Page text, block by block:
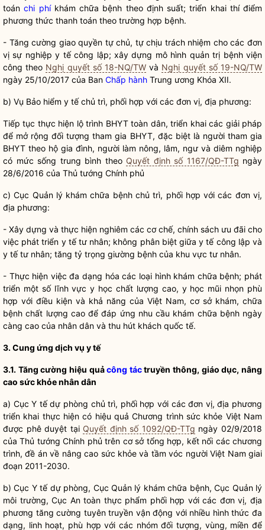
toánchi phíkhám chữa bệnh theo định suất; triển khai thí điểm
phương thức thanh toán theo trường hợp bệnh.
- Tăng cường giaoquyền tự chủ, tự chịu trách nhiệm cho các đơn
vị sự nghiệp y tế công lập; xây dựng mô hình quản trị bệnh viện
công theo Nghị quyết số 18-NQ/TW và Nghị quyết số 19-NQ/TW
ngày 25/10/2017 của Ban Chấp hành Trung ương Khóa XII.
b) Vụ Bảo hiểm y tế chủ trì, phối hợp với các đơn vị, địa phương:
Tiếp tục thực hiện lộ trình BHYT toàn dân, triển khai các giải pháp
để mở rộng đối tượng tham gia BHYT, đặc biệt là người tham gia
BHYT theo hộ gia đình, người làm nông, lâm, ngư và diêm nghiệp
có mức sống trung bình theo Quyết định số 1167/QĐ-TTg ngày
28/6/2016 của Thủ tướng Chính phủ
c) Cục Quản lý khám chữa bệnh chủ trì, phối hợp với các đơn vị,
địa phương:
- Xây dựng và thực hiện nghiêm các cơ chế, chính sách ưu đãi cho
việc phát triển y tế tư nhân; không phân biệt giữa y tế công lập và
y tế tư nhân; tăng tỷ trọng giường bệnh của khu vực tư nhân.
- Thực hiện việc đa dạng hóa các loại hình khám chữa bệnh; phát
triển một số lĩnh vực y học chất lượng cao, y học mũi nhọn phù
hợp với điều kiện và khả năng của Việt Nam, cơ sở khám, chữa
bệnh chất lượng cao để đáp ứng nhu cầu khám chữa bệnh ngày
càng cao của nhân dân và thu hút khách quốc tế.
3. Cung ứng dịch vụ y tế
3.1. Tăng cường hiệu quảcông táctruyền thông, giáo dục, nâng
cao sức khỏenhân dân
a) Cục Y tế dự phòng chủ trì, phối hợp với các đơn vị, địa phương
triển khai thực hiện có hiệu quả Chương trình sức khỏe Việt Nam
được phê duyệt tại Quyết định số 1092/QĐ-TTg ngày 02/9/2018
của Thủ tướng Chính phủ trên cơ sở tổng hợp, kết nối các chương
trình, đề án về nâng cao sức khỏe và tầm vóc người Việt Nam giai
đoạn 2011-2030.
b) Cục Y tế dự phòng, Cục Quản lý khám chữa bệnh, Cục Quản lý
môi trường, Cục An toàn thực phẩm phối hợp với các đơn vị, địa
phương tăng cường tuyên truyền vận động với nhiều hình thức đa
dạng, linh hoạt, phù hợp với các nhóm đối tượng, vùng, miền để